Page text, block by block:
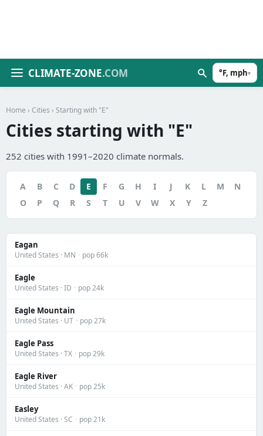
CLIMATE-ZONE.COM °F, mph▾
Home › Cities › Starting with "E"
Cities starting with "E"
252 cities with 1991–2020 climate normals.
A B C D E F G H I J K L M
N
O
P Q R S T U V W X Y Z
Eagan
United States · MN · pop 66k
Eagle
United States · ID · pop 24k
Eagle Mountain
United States · UT · pop 27k
Eagle Pass
United States · TX · pop 29k
Eagle River
United States · AK · pop 25k
Easley
United States · SC · pop 21k